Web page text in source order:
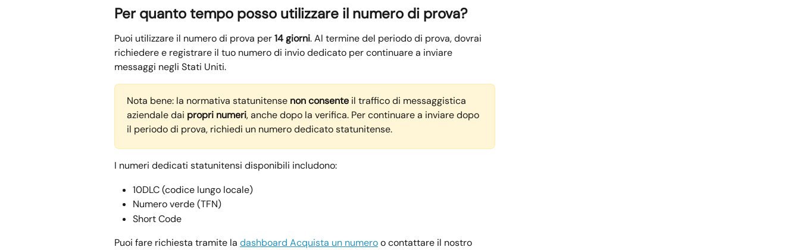
Per quanto tempo posso utilizzare il numero di prova?
Puoi utilizzare il numero di prova per 14 giorni. Al termine del periodo di prova, dovrai
richiedere e registrare il tuo numero di invio dedicato per continuare a inviare
messaggi negli Stati Uniti.
Nota bene: la normativa statunitense non consente il traffico di messaggistica
aziendale dai propri numeri, anche dopo la verifica. Per continuare a inviare dopo
il periodo di prova, richiedi un numero dedicato statunitense.
I numeri dedicati statunitensi disponibili includono:
10DLC (codice lungo locale)
Numero verde (TFN)
Short Code
Puoi fare richiesta tramite la dashboard Acquista un numero o contattare il nostro